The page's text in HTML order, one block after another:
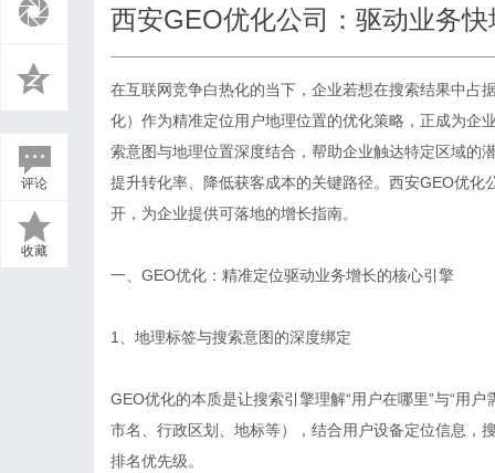
评论
收藏
西安GEO优化公司：驱动业务快
在互联网竞争白热化的当下，企业若想在搜索结果中占
化）作为精准定位用户地理位置的优化策略，正成为企
索意图与地理位置深度结合，帮助企业触达特定区域的
提升转化率、降低获客成本的关键路径。 西安GEO优化
开，为企业提供可落地的增长指南。
一、GEO优化：精准定位驱动业务增长的核心引擎
1、地理标签与搜索意图的深度绑定
GEO优化的本质是让搜索引擎理解“用户在哪里”与“用
市名、行政区划、地标等），结合用户设备定位信息，
排名优先级。